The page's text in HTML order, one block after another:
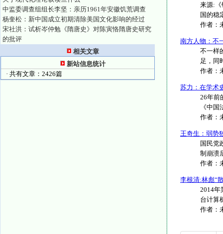
中监委调查组组长李坚：亲历1961年安徽饥荒调查
杨奎松：新中国成立初期清除美国文化影响的经过
宋社洪：试析岑仲勉《隋唐史》对陈寅恪隋唐史研究
的批评
相关文章
新站信息统计
· 共有文章：2426篇
来源:《
国的稳
作者：
南方人物：不
不一样
足，同
作者：
苏力：在学术
26年前
《中
作者：
王奇生：弱势
国民党
制崩溃
作者：
李根清:林彪“
2014年
台计算
作者：